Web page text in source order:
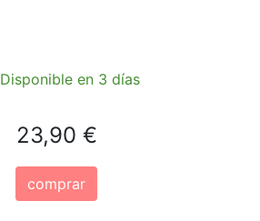
Disponible en 3 días
23,90 €
comprar